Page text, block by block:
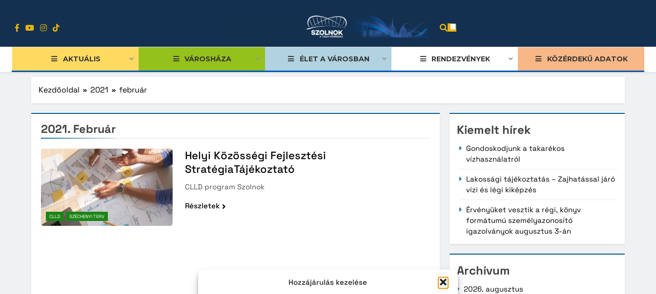
Hozzájárulás kezelése
tartalomra
AKTUÁLIS VÁROSHÁZA
Bizottságok
Programok, stratégiák, koncepciók
ÉLET A VÁROSBAN RENDEZVÉNYEK KÖZÉRDEKŰ ADATOK
Kezdőoldal 2021 február
2021. Február
CLLD SZÉCHENYI TERV
Helyi Közösségi Fejlesztési
StratégiaTájékoztató
CLLD program Szolnok
Részletek
Kiemelt hírek
Gondoskodjunk a takarékos
vízhasználatról
Lakossági tájékoztatás – Zajhatással járó
vízi és légi kiképzés
Érvényüket vesztik a régi, könyv
formátumú személyazonosító
igazolványok augusztus 3-án
Archívum
2026. augusztus